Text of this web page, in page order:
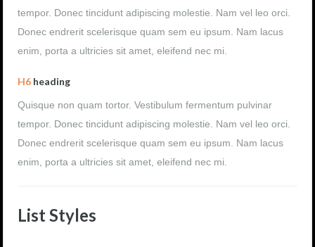
tempor. Donec tincidunt adipiscing molestie. Nam vel leo orci.
Donec endrerit scelerisque quam sem eu ipsum. Nam lacus
enim, porta a ultricies sit amet, eleifend nec mi.
H6 heading
Quisque non quam tortor. Vestibulum fermentum pulvinar
tempor. Donec tincidunt adipiscing molestie. Nam vel leo orci.
Donec endrerit scelerisque quam sem eu ipsum. Nam lacus
enim, porta a ultricies sit amet, eleifend nec mi.
List Styles